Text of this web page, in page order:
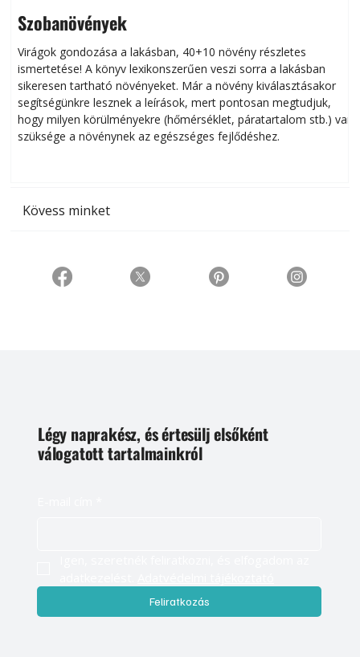
Szobanövények
Virágok gondozása a lakásban, 40+10 növény részletes
ismertetése! A könyv lexikonszerűen veszi sorra a lakásban
sikeresen tart­ha­tó növényeket. Már a növény kiválasztásakor
segítségünkre lesznek a leírások, mert pontosan megtudjuk,
hogy milyen körülményekre (hőmérséklet, páratartalom stb.) van
szüksége a növénynek az egészséges fejlődéshez.
Kövess minket
Légy naprakész, és értesülj elsőként
válogatott tartalmainkról
Feliratkozás